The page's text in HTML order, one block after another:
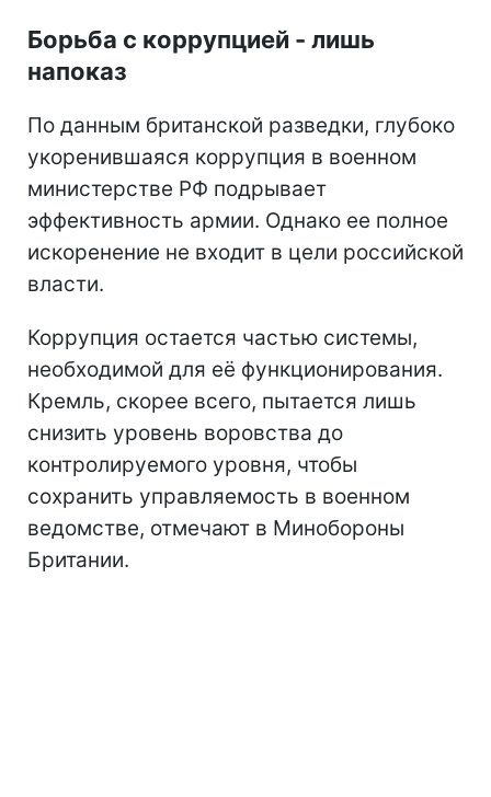
Борьба с коррупцией - лишь
напоказ
По данным британской разведки, глубоко
укоренившаяся коррупция в военном
министерстве РФ подрывает
эффективность армии. Однако ее полное
искоренение не входит в цели российской
власти.
Коррупция остается частью системы,
необходимой для её функционирования.
Кремль, скорее всего, пытается лишь
снизить уровень воровства до
контролируемого уровня, чтобы
сохранить управляемость в военном
ведомстве, отмечают в Минобороны
Британии.